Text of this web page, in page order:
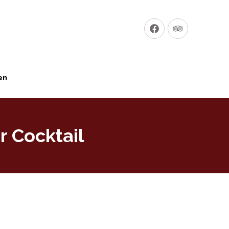
Neues Neues
Cocktail